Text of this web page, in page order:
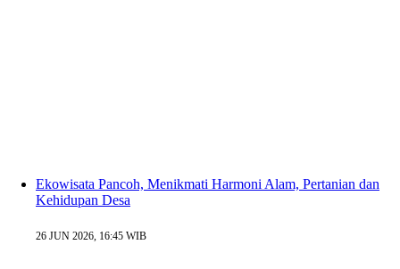
Ekowisata Pancoh, Menikmati Harmoni Alam, Pertanian dan
Kehidupan Desa
26 JUN 2026, 16:45 WIB